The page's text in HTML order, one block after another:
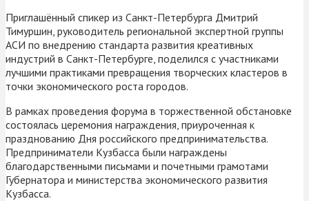
Приглашённый спикер из Санкт-Петербурга Дмитрий
Тимуршин, руководитель региональной экспертной группы
АСИ по внедрению стандарта развития креативных
индустрий в Санкт-Петербурге, поделился с участниками
лучшими практиками превращения творческих кластеров в
точки экономического роста городов.
В рамках проведения форума в торжественной обстановке
состоялась церемония награждения, приуроченная к
празднованию Дня российского предпринимательства.
Предприниматели Кузбасса были награждены
благодарственными письмами и почетными грамотами
Губернатора и министерства экономического развития
Кузбасса.